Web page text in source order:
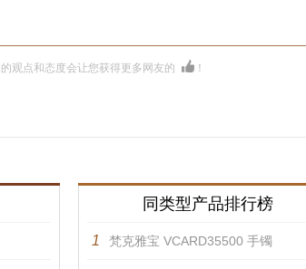
观点和态度会让您获得更多网友的 ！
同类型产品排行榜
1 梵克雅宝 VCARD35500 手镯